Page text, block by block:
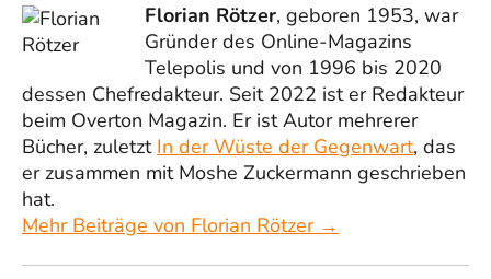
Florian Rötzer, geboren 1953, war
Gründer des Online-Magazins
Telepolis und von 1996 bis 2020
dessen Chefredakteur. Seit 2022 ist er Redakteur
beim Overton Magazin. Er ist Autor mehrerer
Bücher, zuletzt In der Wüste der Gegenwart, das
er zusammen mit Moshe Zuckermann geschrieben
hat.
Mehr Beiträge von Florian Rötzer →